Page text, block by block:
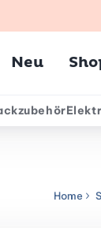
Neu
Home